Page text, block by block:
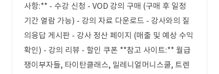
사항:** - 수강 신청 - VOD 강의 구매 (구매 후 일정
기간 열람 가능) - 강의 자료 다운로드 - 강사와의 질
의응답 게시판 - 강사 정산 페이지 (매출 및 예상 수익
확인) - 강의 리뷰 - 할인 쿠폰 **참고 사이트:** 월급
쟁이부자들, 타이탄클래스, 밀레니얼머니스쿨, 트렌